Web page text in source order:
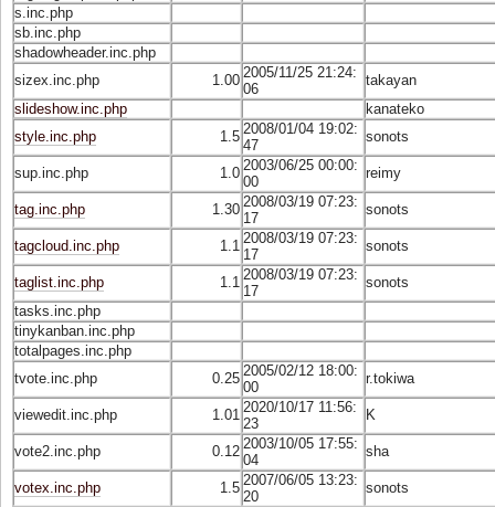
s.inc.php
sb.inc.php
shadowheader.inc.php
sizex.inc.php
1.00 2005/11/25 21:24:
06
takayan
slideshow.inc.php
kanateko
style.inc.php
1.5 2008/01/04 19:02:
47
sonots
sup.inc.php 1.0 2003/06/25 00:00:
00
reimy
tag.inc.php 1.30 2008/03/19 07:23:
17
sonots
tagcloud.inc.php 1.1 2008/03/19 07:23:
17
sonots
taglist.inc.php 1.1 2008/03/19 07:23:
17
sonots
tasks.inc.php
tinykanban.inc.php
totalpages.inc.php
tvote.inc.php
0.25 2005/02/12 18:00:
00
r.tokiwa
viewedit.inc.php 1.01 2020/10/17 11:56:
23
K
vote2.inc.php 0.12 2003/10/05 17:55:
04
sha
votex.inc.php 1.5 2007/06/05 13:23:
20
sonots